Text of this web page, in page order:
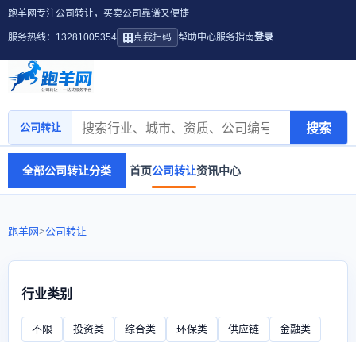
跑羊网专注公司转让，买卖公司靠谱又便捷
服务热线：13281005354 点我扫码 帮助中心服务指南登录
公司转让 搜索
全部公司转让分类 首页公司转让资讯中心
跑羊网>公司转让
行业类别
不限 投资类 综合类 环保类 供应链 金融类